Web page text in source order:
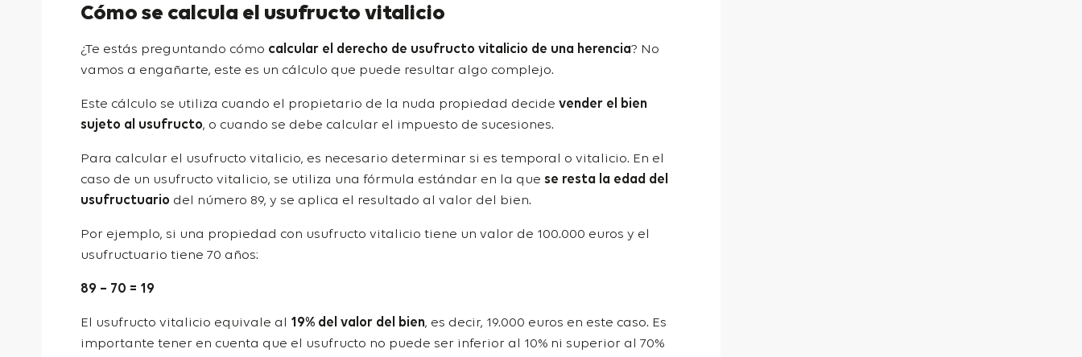
Cómo se calcula el usufructo vitalicio
¿Te estás preguntando cómo calcular el derecho de usufructo vitalicio de una herencia? No
vamos a engañarte, este es un cálculo que puede resultar algo complejo.
Este cálculo se utiliza cuando el propietario de la nuda propiedad decide vender el bien
sujeto al usufructo, o cuando se debe calcular el impuesto de sucesiones.
Para calcular el usufructo vitalicio, es necesario determinar si es temporal o vitalicio. En el
caso de un usufructo vitalicio, se utiliza una fórmula estándar en la que se resta la edad del
usufructuario del número 89, y se aplica el resultado al valor del bien.
Por ejemplo, si una propiedad con usufructo vitalicio tiene un valor de 100.000 euros y el
usufructuario tiene 70 años:
89 – 70 = 19
El usufructo vitalicio equivale al 19% del valor del bien, es decir, 19.000 euros en este caso. Es
importante tener en cuenta que el usufructo no puede ser inferior al 10% ni superior al 70%